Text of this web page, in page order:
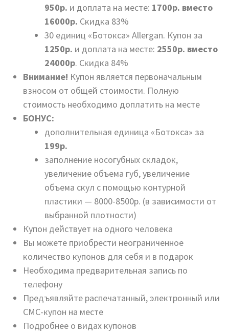
950р. и доплата на месте: 1700р. вместо
16000р. Скидка 83%
30 единиц «Ботокса» Allergan. Купон за
1250р. и доплата на месте: 2550р. вместо
24000р. Скидка 84%
Внимание! Купон является первоначальным
взносом от общей стоимости. Полную
стоимость необходимо доплатить на месте
БОНУС:
дополнительная единица «Ботокса» за
199р.
заполнение носогубных складок,
увеличение объема губ, увеличение
объема скул с помощью контурной
пластики — 8000-8500р. (в зависимости от
выбранной плотности)
Купон действует на одного человека
Вы можете приобрести неограниченное
количество купонов для себя и в подарок
Необходима предварительная запись по
телефону
Предъявляйте распечатанный, электронный или
СМС-купон на месте
Подробнее о видах купонов